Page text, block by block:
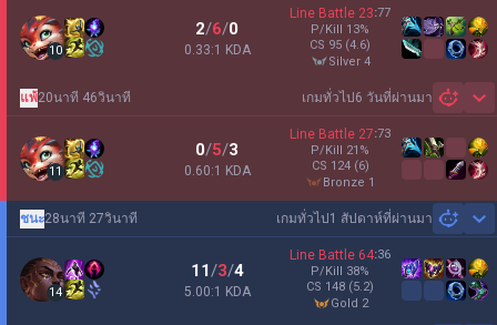
10
2/6/0
0.33:1 KDA
Line Battle 23:77
P/Kill 13%
CS 95 (4.6)
silver 4
เกมทั่วไป6 วันที่ผ่านมา
แพ้20นาที 46วินาที
11
0/5/3
0.60:1 KDA
Line Battle 27:73
P/Kill 21 %
CS 124 (6)
bronze 1
เกมทั่วไป1 สัปดาห์ที่ผ่านมา
ชนะ28นาที 27วินาที
14
11/3/4
5.00:1 KDA
Line Battle 64:36
P/Kill 38%
CS 148 (5.2)
gold 2